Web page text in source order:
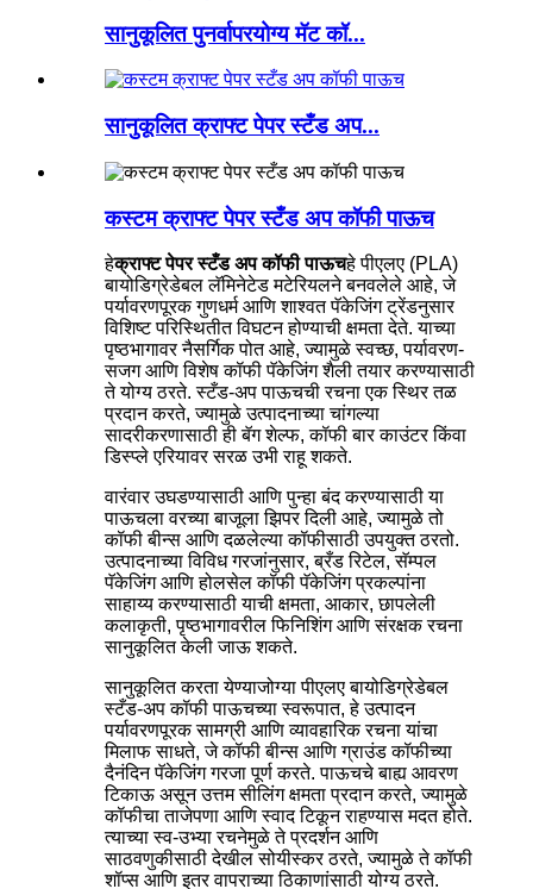
सानुकूलित पुनर्वापरयोग्य मॅट कॉ...
सानुकूलित क्राफ्ट पेपर स्टँड अप...
कस्टम क्राफ्ट पेपर स्टँड अप कॉफी पाऊच
हेक्राफ्ट पेपर स्टँड अप कॉफी पाऊचहे पीएलए (PLA)
बायोडिग्रेडेबल लॅमिनेटेड मटेरियलने बनवलेले आहे, जे
पर्यावरणपूरक गुणधर्म आणि शाश्वत पॅकेजिंग ट्रेंडनुसार
विशिष्ट परिस्थितीत विघटन होण्याची क्षमता देते. याच्या
पृष्ठभागावर नैसर्गिक पोत आहे, ज्यामुळे स्वच्छ, पर्यावरण-
सजग आणि विशेष कॉफी पॅकेजिंग शैली तयार करण्यासाठी
ते योग्य ठरते. स्टँड-अप पाऊचची रचना एक स्थिर तळ
प्रदान करते, ज्यामुळे उत्पादनाच्या चांगल्या
सादरीकरणासाठी ही बॅग शेल्फ, कॉफी बार काउंटर किंवा
डिस्प्ले एरियावर सरळ उभी राहू शकते.
वारंवार उघडण्यासाठी आणि पुन्हा बंद करण्यासाठी या
पाऊचला वरच्या बाजूला झिपर दिली आहे, ज्यामुळे तो
कॉफी बीन्स आणि दळलेल्या कॉफीसाठी उपयुक्त ठरतो.
उत्पादनाच्या विविध गरजांनुसार, ब्रँड रिटेल, सॅम्पल
पॅकेजिंग आणि होलसेल कॉफी पॅकेजिंग प्रकल्पांना
साहाय्य करण्यासाठी याची क्षमता, आकार, छापलेली
कलाकृती, पृष्ठभागावरील फिनिशिंग आणि संरक्षक रचना
सानुकूलित केली जाऊ शकते.
सानुकूलित करता येण्याजोग्या पीएलए बायोडिग्रेडेबल
स्टँड-अप कॉफी पाऊचच्या स्वरूपात, हे उत्पादन
पर्यावरणपूरक सामग्री आणि व्यावहारिक रचना यांचा
मिलाफ साधते, जे कॉफी बीन्स आणि ग्राउंड कॉफीच्या
दैनंदिन पॅकेजिंग गरजा पूर्ण करते. पाऊचचे बाह्य आवरण
टिकाऊ असून उत्तम सीलिंग क्षमता प्रदान करते, ज्यामुळे
कॉफीचा ताजेपणा आणि स्वाद टिकून राहण्यास मदत होते.
त्याच्या स्व-उभ्या रचनेमुळे ते प्रदर्शन आणि
साठवणुकीसाठी देखील सोयीस्कर ठरते, ज्यामुळे ते कॉफी
शॉप्स आणि इतर वापराच्या ठिकाणांसाठी योग्य ठरते.